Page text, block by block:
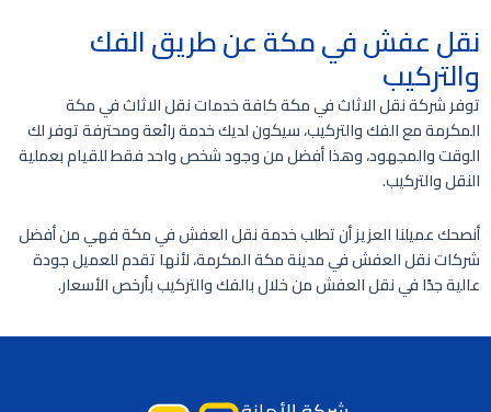
نقل عفش في مكة عن طريق الفك
والتركيب
توفر شركة نقل الاثاث في مكة كافة خدمات نقل الاثاث في مكة
المكرمة مع الفك والتركيب، سيكون لديك خدمة رائعة ومحترفة توفر لك
الوقت والمجهود، وهذا أفضل من وجود شخص واحد فقط للقيام بعملية
النقل والتركيب.
أنصحك عميلنا العزيز أن تطلب خدمة نقل العفش في مكة فهي من أفضل
شركات نقل العفش في مدينة مكة المكرمة، لأنها تقدم للعميل جودة
عالية جدًا في نقل العفش من خلال بالفك والتركيب بأرخص الأسعار.